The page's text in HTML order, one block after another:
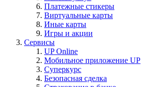
Платежные стикеры
Виртуальные карты
Иные карты
Игры и акции
Сервисы
UP Online
Мобильное приложение UP
Суперкурс
Безопасная сделка